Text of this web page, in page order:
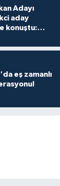
Adayı
aday
konuştu:
eş zamanlı